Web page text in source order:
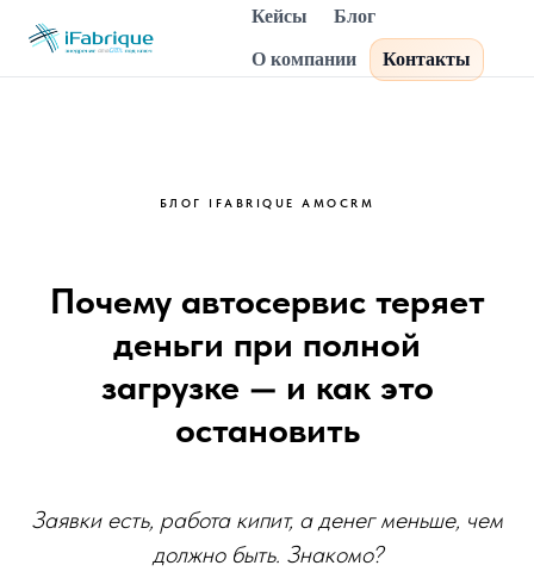
Кейсы Блог
О компании Контакты
БЛОГ IFABRIQUE AMOCRM
Почему автосервис теряет
деньги при полной
загрузке — и как это
остановить
Заявки есть, работа кипит, а денег меньше, чем
должно быть. Знакомо?